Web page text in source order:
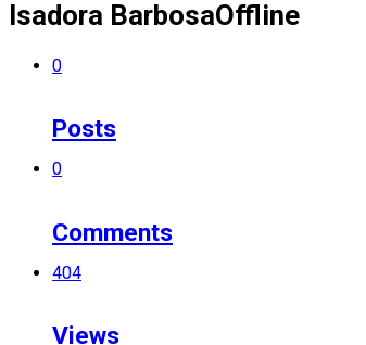
Isadora BarbosaOffline
0
Posts
0
Comments
404
Views